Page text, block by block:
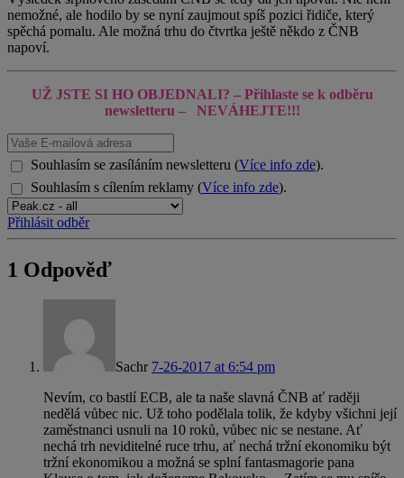
nemožné, ale hodilo by se nyní zaujmout spíš pozici řidiče, který
spěchá pomalu. Ale možná trhu do čtvrtka ještě někdo z ČNB
napoví.
UŽ JSTE SI HO OBJEDNALI? – Přihlaste se k odběru
newsletteru – NEVÁHEJTE!!!
Souhlasím se zasíláním newsletteru (Více info zde).
Souhlasím s cílením reklamy (Více info zde).
Přihlásit odběr
1 Odpověď
Sachr 7-26-2017 at 6:54 pm
Nevím, co bastlí ECB, ale ta naše slavná ČNB ať raději
nedělá vůbec nic. Už toho podělala tolik, že kdyby všichni její
zaměstnanci usnuli na 10 roků, vůbec nic se nestane. Ať
nechá trh neviditelné ruce trhu, ať nechá tržní ekonomiku být
tržní ekonomikou a možná se splní fantasmagorie pana